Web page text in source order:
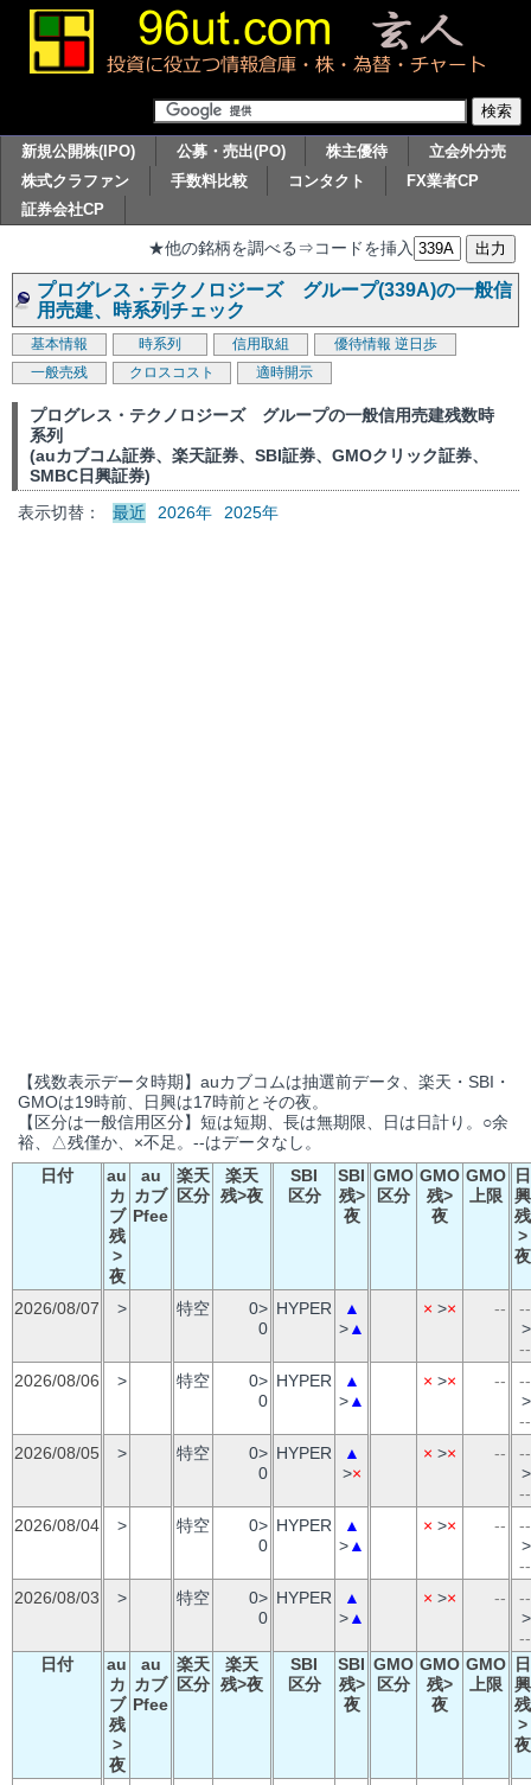
新規公開株(IPO) 公募・売出(PO) 株主優待
立会外分売
株式クラファン
手数料比較 コンタクト
FX業者CP
証券会社CP
★他の銘柄を調べる⇒コードを挿入
プログレス・テクノロジーズ グループ(339A)の一般信
用売建、時系列チェック
基本情報 時系列 信用取組 優待情報 逆日歩
一般売残
クロスコスト 適時開示
プログレス・テクノロジーズ グループの一般信用売建残数時
系列
(auカブコム証券、楽天証券、SBI証券、GMOクリック証券、
SMBC日興証券)
表示切替：
最近 2026年 2025年
【残数表示データ時期】auカブコムは抽選前データ、楽天・SBI・
GMOは19時前、日興は17時前とその夜。
【区分は一般信用区分】短は短期、長は無期限、日は日計り。○余
裕、△残僅か、×不足。--はデータなし。
日付
au
カ
ブ
残
>
夜
au
カブ
Pfee
楽天
区分
楽天
残>夜
SBI
区分
SBI
残>
夜
GMO
区分
GMO
残>
夜
GMO
上限
日
興
残
>
夜
2026/08/07 > 特空
0>
0
HYPER
▲
>▲
× >× --
--
>
--
2026/08/06
> 特空
0>
0
HYPER
▲
>▲
× >× --
--
>
--
2026/08/05
> 特空
0>
0
HYPER
▲
>×
× >× --
--
>
--
2026/08/04
> 特空
0>
0
HYPER
▲
>▲
× >× --
--
>
--
2026/08/03
> 特空
0>
0
HYPER
▲
>▲
× >× --
--
>
--
日付
au
カ
ブ
残
>
夜
au
カブ
Pfee
楽天
区分
楽天
残>夜
SBI
区分
SBI
残>
夜
GMO
区分
GMO
残>
夜
GMO
上限
日
興
残
>
夜